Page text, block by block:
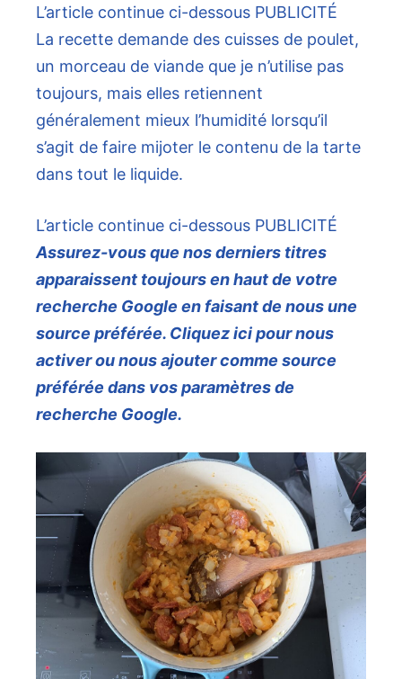
L’article continue ci-dessous PUBLICITÉ
La recette demande des cuisses de poulet,
un morceau de viande que je n’utilise pas
toujours, mais elles retiennent
généralement mieux l’humidité lorsqu’il
s’agit de faire mijoter le contenu de la tarte
dans tout le liquide.
L’article continue ci-dessous PUBLICITÉ
Assurez-vous que nos derniers titres
apparaissent toujours en haut de votre
recherche Google en faisant de nous une
source préférée. Cliquez ici pour nous
activer ou nous ajouter comme source
préférée dans vos paramètres de
recherche Google.